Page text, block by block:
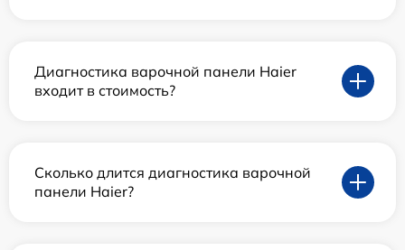
Диагностика варочной панели Haier
входит в стоимость?
Сколько длится диагностика варочной
панели Haier?